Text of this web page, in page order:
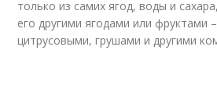
только из самих ягод, воды и
его другими ягодами или фруктами
цитрусовыми, грушами и другими